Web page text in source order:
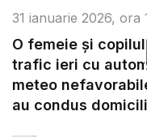
31 ianuarie 2026, ora
O femeie și
trafic ieri cu
meteo
au condus